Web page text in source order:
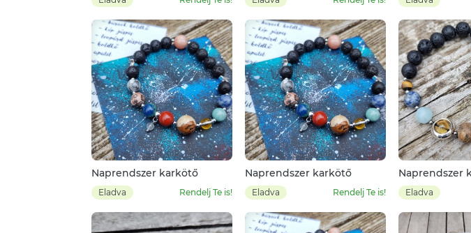
Naprendszer karkötő
Eladva Rendelj Te is!
Naprendszer karkötő
Eladva Rendelj Te is!
Naprendszer
Eladva